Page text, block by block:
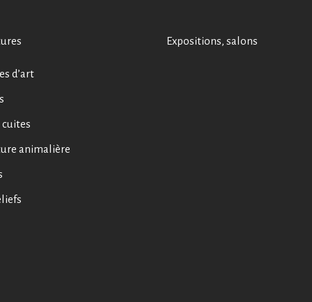
d’art
cuites
animalière
Expositions, salons